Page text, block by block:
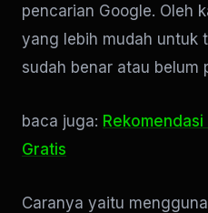
pencarian Google. Oleh
yang lebih mudah untuk
sudah benar atau belum
baca juga:
Gratis
Caranya yaitu